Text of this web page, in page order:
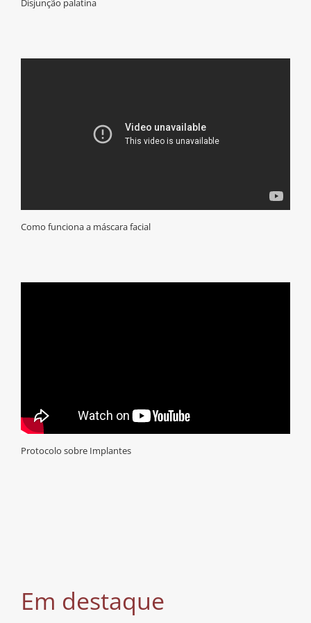
Disjunção palatina
Como funciona a máscara facial
Protocolo sobre Implantes
Em destaque